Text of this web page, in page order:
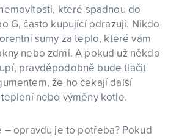
které spadnou do
G, často kupující odrazují. Nikdo
sumy za teplo, které vám
nebo zdmi. A pokud už někdo
pravděpodobně bude tlačit
že ho čekají další
nebo výměny kotle.
– opravdu je to potřeba? Pokud